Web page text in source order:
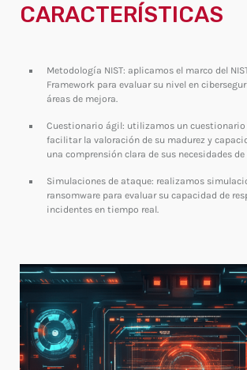
CARACTERÍSTICAS
Metodología NIST: aplicamos el marco del
Framework para evaluar su nivel en
áreas de mejora.
Cuestionario ágil: utilizamos un cuestionario
facilitar la valoración de su madurez y
una comprensión clara de sus necesidades
Simulaciones de ataque: realizamos
ransomware para evaluar su capacidad de
incidentes en tiempo real.